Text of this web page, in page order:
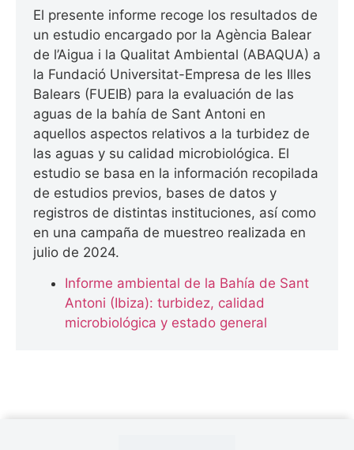
El presente informe recoge los resultados de
un estudio encargado por la Agència Balear
de l’Aigua i la Qualitat Ambiental (ABAQUA) a
la Fundació Universitat-Empresa de les Illes
Balears (FUEIB) para la evaluación de las
aguas de la bahía de Sant Antoni en
aquellos aspectos relativos a la turbidez de
las aguas y su calidad microbiológica. El
estudio se basa en la información recopilada
de estudios previos, bases de datos y
registros de distintas instituciones, así como
en una campaña de muestreo realizada en
julio de 2024.
Informe ambiental de la Bahía de Sant
Antoni (Ibiza): turbidez, calidad
microbiológica y estado general